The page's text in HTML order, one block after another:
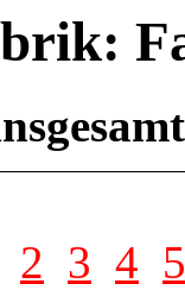
2 3 4 5